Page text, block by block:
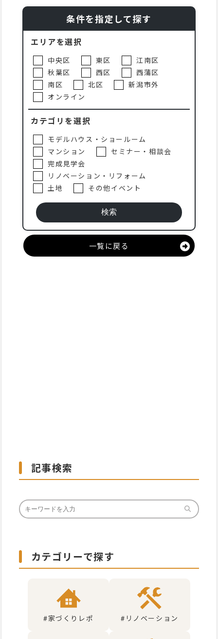
条件を指定して探す
エリアを選択
中央区 東区
江南区
秋葉区
西区
西蒲区
南区
北区
新潟市外
オンライン
カテゴリを選択
モデルハウス・ショールーム
マンション
セミナー・相談会
完成見学会
リノベーション・リフォーム
土地
その他イベント
一覧に戻る
記事検索
カテゴリーで探す
#家づくりレポ #リノベーション